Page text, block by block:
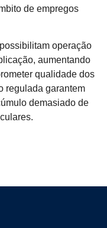
de empregos
operação
aumentando
qualidade dos
regulada garantem
demasiado de